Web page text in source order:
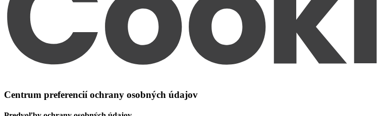
Centrum preferencií ochrany osobných údajov